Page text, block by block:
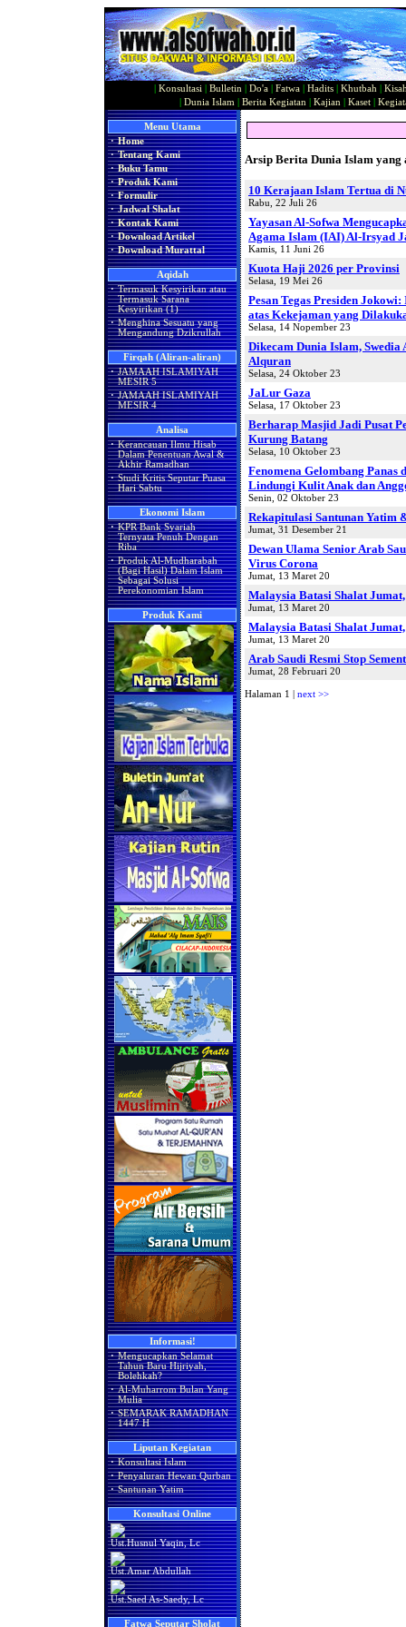
Konsultasi Bulletin Do'a Fatwa Hadits Khutbah
Dunia Islam Berita Kegiatan Kajian Kaset|
Menu Utama
· Home
· Tentang Kami
· Buku Tamu
· Produk Kami
· Formulir
· Jadwal Shalat
· Kontak Kami
· Download Artikel
· Download Murattal
Aqidah
· Termasuk Kesyirikan atau
Termasuk Sarana
Kesyirikan (1)
· Menghina Sesuatu yang
Mengandung Dzikrullah
Firqah (Aliran-aliran)
· JAMAAH ISLAMIYAH
MESIR 5
· JAMAAH ISLAMIYAH
MESIR 4
Analisa
· Kerancauan Ilmu Hisab
Dalam Penentuan Awal &
Akhir Ramadhan
· Studi Kritis Seputar Puasa
Hari Sabtu
Ekonomi Islam
· KPR Bank Syariah
Ternyata Penuh Dengan
Riba
· Produk Al-Mudharabah
(Bagi Hasil) Dalam Islam
Sebagai Solusi
Perekonomian Islam
Produk Kami
Informasi!
· Mengucapkan Selamat
Tahun Baru Hijriyah,
Bolehkah?
· Al-Muharrom Bulan Yang
Mulia
· SEMARAK RAMADHAN
1447 H
Liputan Kegiatan
· Konsultasi Islam
· Penyaluran Hewan Qurban
· Santunan Yatim
Konsultasi Online
Ust.Husnul Yaqin, Lc
Ust.Amar Abdullah
Ust.Saed As-Saedy, Lc
Fatwa Seputar Sholat
Arsip Berita Dunia Islam yang
10 Kerajaan Islam Tertua di
Rabu, 22 Juli 26
Yayasan Al-Sofwa
Agama Islam (IAI) Al-Irsyad
Kamis, 11 Juni 26
Kuota Haji 2026 per Provinsi
Selasa, 19 Mei 26
Pesan Tegas Presiden
atas Kekejaman yang
Selasa, 14 Nopember 23
Dikecam Dunia Islam,
Alquran
Selasa, 24 Oktober 23
JaLur Gaza
Selasa, 17 Oktober 23
Berharap Masjid Jadi Pusat
Kurung Batang
Selasa, 10 Oktober 23
Fenomena Gelombang Panas
Lindungi Kulit Anak dan
Senin, 02 Oktober 23
Rekapitulasi Santunan Yatim
Jumat, 31 Desember 21
Dewan Ulama Senior Arab
Virus Corona
Jumat, 13 Maret 20
Malaysia Batasi Shalat
Jumat, 13 Maret 20
Malaysia Batasi Shalat
Jumat, 13 Maret 20
Arab Saudi Resmi Stop
Jumat, 28 Februari 20
Halaman 1 | next >>